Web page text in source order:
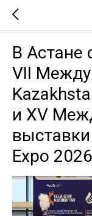
В Астане
VII
и XV
Expo 2026